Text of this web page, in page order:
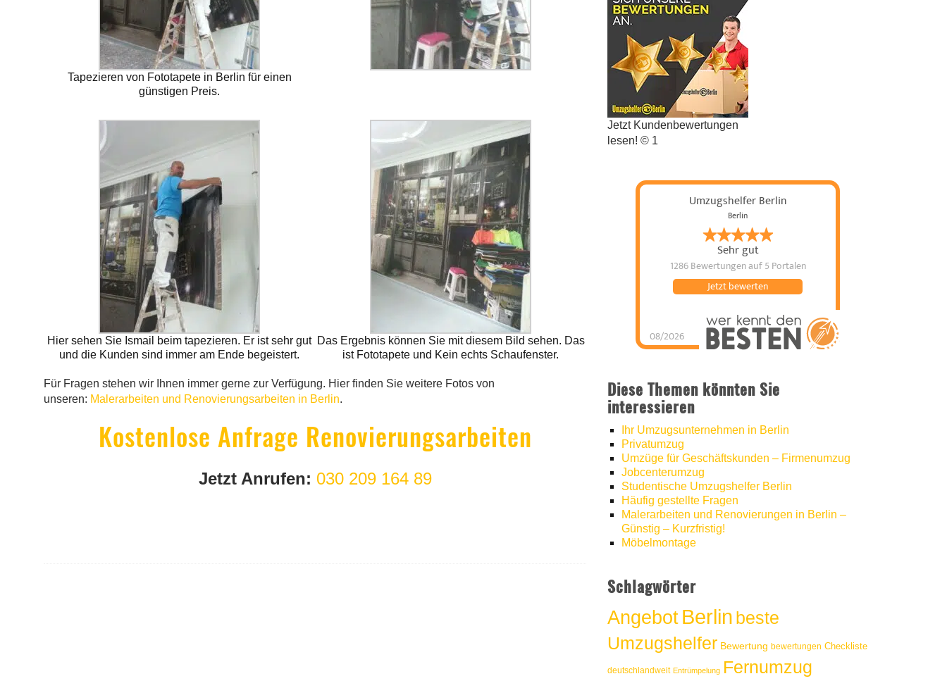
Tapezieren von Fototapete in Berlin für einen
günstigen Preis.
Hier sehen Sie Ismail beim tapezieren. Er ist sehr gut
und die Kunden sind immer am Ende begeistert.
Das Ergebnis können Sie mit diesem Bild sehen. Das
ist Fototapete und Kein echts Schaufenster.
Für Fragen stehen wir Ihnen immer gerne zur Verfügung. Hier finden Sie weitere Fotos von
unseren: Malerarbeiten und Renovierungsarbeiten in Berlin.
Kostenlose Anfrage Renovierungsarbeiten
Jetzt Anrufen: 030 209 164 89
Jetzt Kundenbewertungen
lesen! © 1
Umzugshelfer Berlin
Berlin
Sehr gut
1286 Bewertungenauf 5 Portalen
08/2026
Jetzt bewerten
Umzugshelfer Berlin
hat5von5 Sternen |
werkenntdenBESTEN.de
Diese Themen könnten Sie
interessieren
Ihr Umzugsunternehmen in Berlin
Privatumzug
Umzüge für Geschäftskunden – Firmenumzug
Jobcenterumzug
Studentische Umzugshelfer Berlin
Häufig gestellte Fragen
Malerarbeiten und Renovierungen in Berlin –
Günstig – Kurzfristig!
Möbelmontage
Schlagwörter
AngebotBerlin beste
Umzugshelfer Bewertung bewertungen Checkliste
deutschlandweit Entrümpelung Fernumzug